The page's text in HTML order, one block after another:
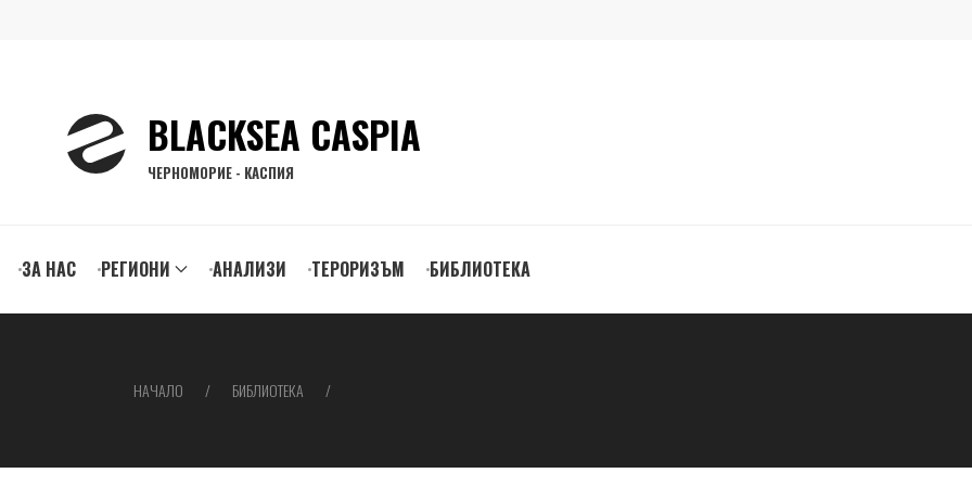
BLACKSEA CASPIA
ЧЕРНОМОРИЕ - КАСПИЯ
ЗА НАС РЕГИОНИ АНАЛИЗИ ТЕРОРИЗЪМ БИБЛИОТЕКА
НАЧАЛО БИБЛИОТЕКА